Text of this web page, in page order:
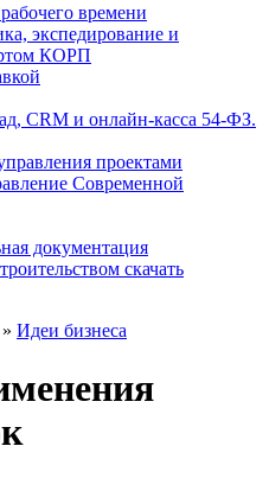
времени
экспедирование и
КОРП
CRM и онлайн-касса 54-ФЗ.
проектами
Современной
документация
скачать
» Идеи бизнеса